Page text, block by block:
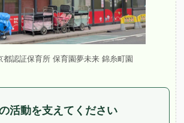
都認証保育所 保育園夢未来 錦糸町園
活動を支えてください